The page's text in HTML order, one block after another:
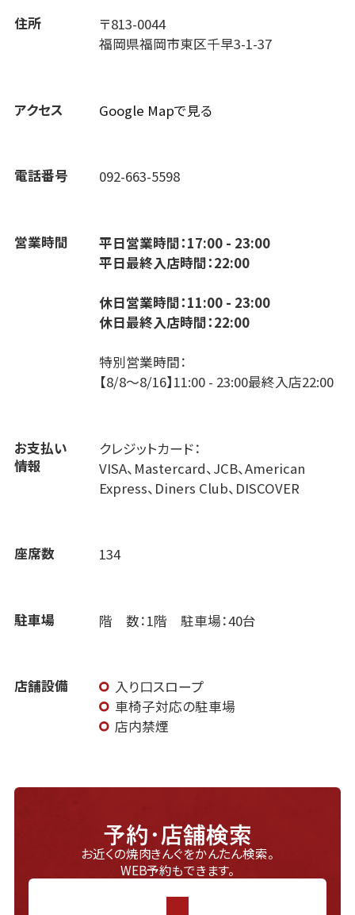
住所
〒813-0044
福岡県福岡市東区千早3-1-37
アクセス Google Mapで見る
電話番号 092-663-5598
営業時間
平日営業時間：17:00 - 23:00
平日最終入店時間：22:00
休日営業時間：11:00 - 23:00
休日最終入店時間：22:00
特別営業時間：
【8/8～8/16】11:00 - 23:00最終入店22:00
お支払い
情報
クレジットカード：
VISA、Mastercard、JCB、American
Express、Diners Club、DISCOVER
座席数 134
駐車場 階 数：1階 駐車場：40台
店舗設備
入り口スロープ
車椅子対応の駐車場
店内禁煙
予約・店舗検索
お近くの焼肉きんぐをかんたん検索。
WEB予約もできます。